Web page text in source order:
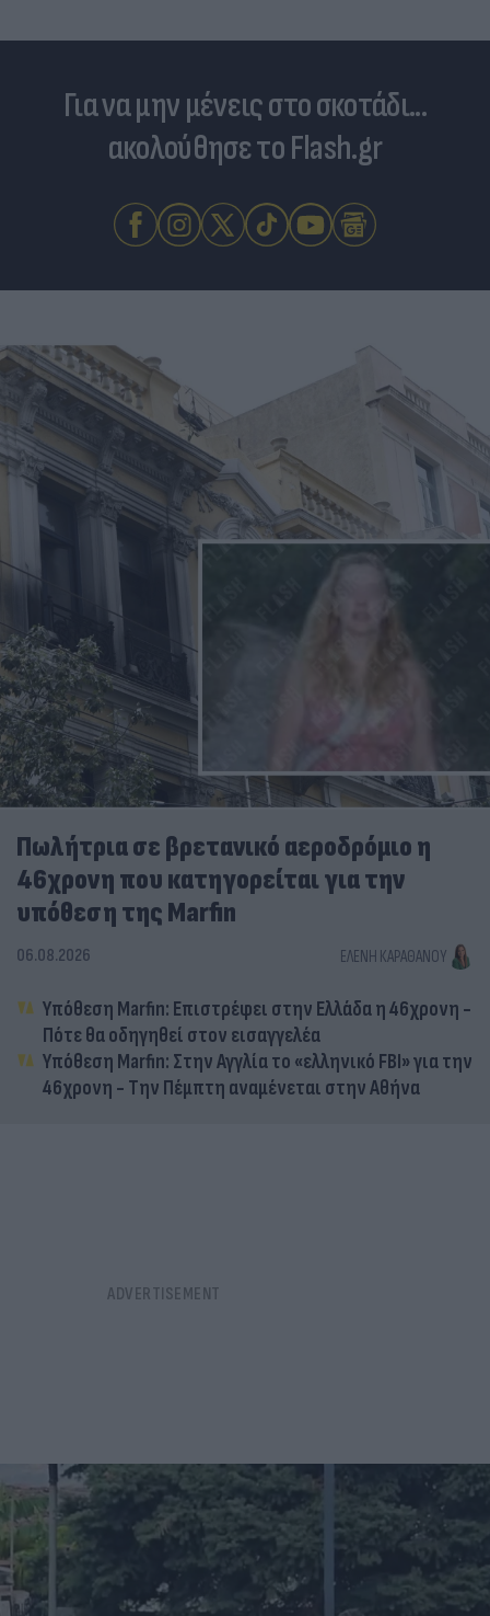
Για να μην μένεις στο σκοτάδι...
ακολούθησε το Flash.gr
Πωλήτρια σε βρετανικό αεροδρόμιο η
46χρονη που κατηγορείται για την
υπόθεση της Marfin
06.08.2026 ΕΛΈΝΗ ΚΑΡΑΘΆΝΟΥ
Υπόθεση Marfin: Επιστρέφει στην Ελλάδα η 46χρονη -
Πότε θα οδηγηθεί στον εισαγγελέα
Υπόθεση Marfin: Στην Αγγλία το «ελληνικό FBI» για την
46χρονη - Την Πέμπτη αναμένεται στην Αθήνα